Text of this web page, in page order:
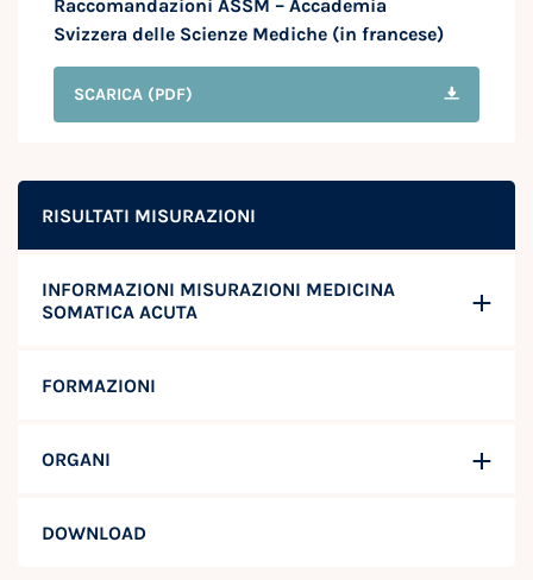
RISULTATI MISURAZIONI
INFORMAZIONI MISURAZIONI MEDICINA
SOMATICA ACUTA
FORMAZIONI
ORGANI
DOWNLOAD
Raccomandazioni ASSM – Accademia
Svizzera delle Scienze Mediche (in francese)
SCARICA (PDF)